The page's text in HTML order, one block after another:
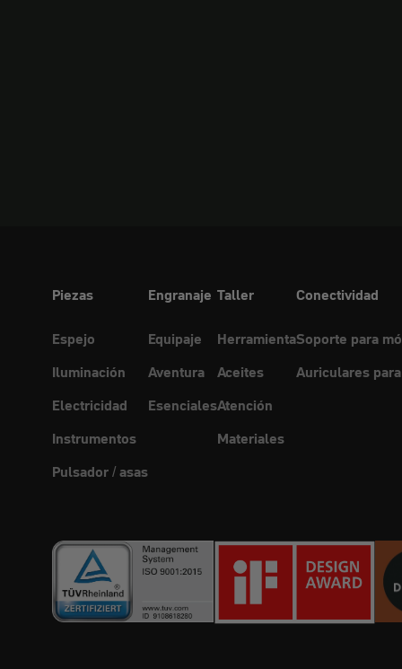
Piezas
Espejo
Iluminación
Electricidad
Instrumentos
Pulsador / asas
Engranaje
Equipaje
Aventura
Esenciales
Taller
Herramienta
Aceites
Atención
Materiales
Conectividad
Soporte para
Auriculares